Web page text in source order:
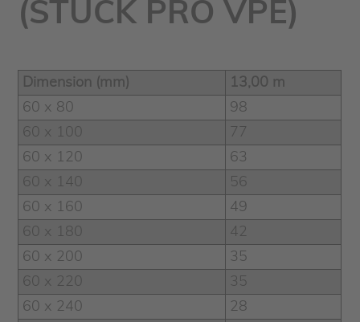
(STÜCK PRO VPE)
Dimension (mm)
13,00 m
60 x 80
98
60 x 100
77
60 x 120
63
60 x 140
56
60 x 160
49
60 x 180
42
60 x 200
35
60 x 220
35
60 x 240
28